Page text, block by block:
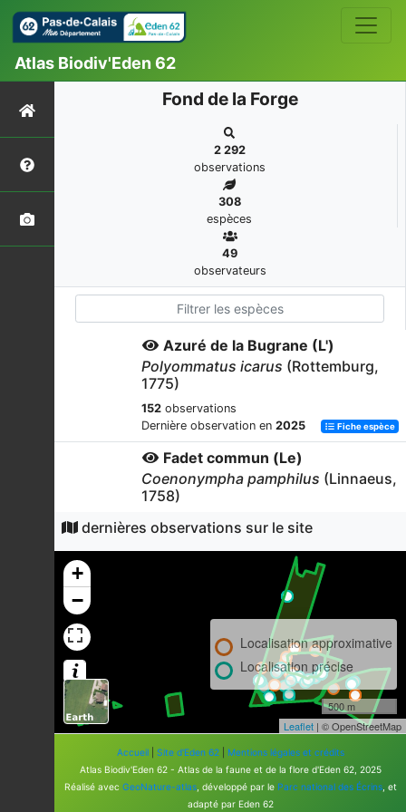
Atlas Biodiv'Eden 62
Fond de la Forge
2 292
observations
308
espèces
49
observateurs
Azuré de la Bugrane (L')
Polyommatus icarus (Rottemburg,
1775)
152 observations
Dernière observation en 2025 Fiche espèce
Fadet commun (Le)
Coenonympha pamphilus (Linnaeus,
1758)
observations
Dernière observation en
2025
Azuré bleu-céleste (L')
(Rottemburg,
Dernière observation en2025 Fiche espèce
Demi-Deuil (Le)
Melanargia galathea(Linnaeus,
1758)
85 observations
Dernière observation en
2025
Myrtil (Le)
dernières observations sur le site
+
−
Localisation approximative
Localisation précise
500 m
Leaflet | © OpenStreetMap
Accueil| Site d'Eden 62|
Mentions légales et crédits
Atlas Biodiv'Eden 62 - Atlas de la faune et de la flore d'Eden 62, 2025
Réalisé avec GeoNature-atlas, développé par le Parc national des Écrins, et
adapté par Eden 62